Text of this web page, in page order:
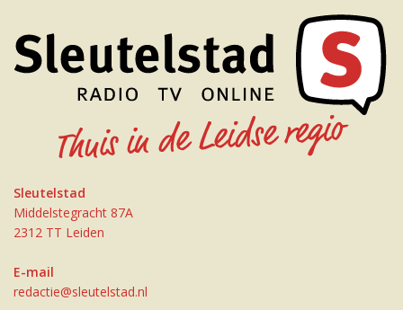
Sleutelstad
Middelstegracht 87A
2312 TT Leiden
E-mail
redactie@sleutelstad.nl